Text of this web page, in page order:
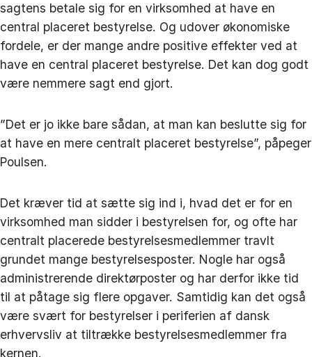
sagtens betale sig for en virksomhed at have en
central placeret bestyrelse. Og udover økonomiske
fordele, er der mange andre positive effekter ved at
have en central placeret bestyrelse. Det kan dog godt
være nemmere sagt end gjort.
”Det er jo ikke bare sådan, at man kan beslutte sig for
at have en mere centralt placeret bestyrelse”, påpeger
Poulsen.
Det kræver tid at sætte sig ind i, hvad det er for en
virksomhed man sidder i bestyrelsen for, og ofte har
centralt placerede bestyrelsesmedlemmer travlt
grundet mange bestyrelsesposter. Nogle har også
administrerende direktørposter og har derfor ikke tid
til at påtage sig flere opgaver. Samtidig kan det også
være svært for bestyrelser i periferien af dansk
erhvervsliv at tiltrække bestyrelsesmedlemmer fra
kernen.